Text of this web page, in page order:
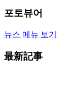
포토뷰어
뉴스 메뉴 보기
最新記事